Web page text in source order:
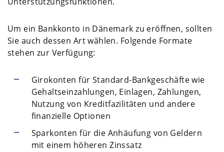
Um ein Bankkonto in Dänemark zu eröffnen, sollten
Sie auch dessen Art wählen. Folgende Formate
stehen zur Verfügung:
Girokonten für Standard-Bankgeschäfte wie
Gehaltseinzahlungen, Einlagen, Zahlungen,
Nutzung von Kreditfazilitäten und andere
finanzielle Optionen
Sparkonten für die Anhäufung von Geldern
mit einem höheren Zinssatz